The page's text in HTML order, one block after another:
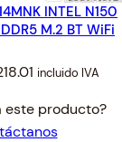
INTEL N150
M.2 BT WiFi
Current
is:
incluido IVA
este producto?